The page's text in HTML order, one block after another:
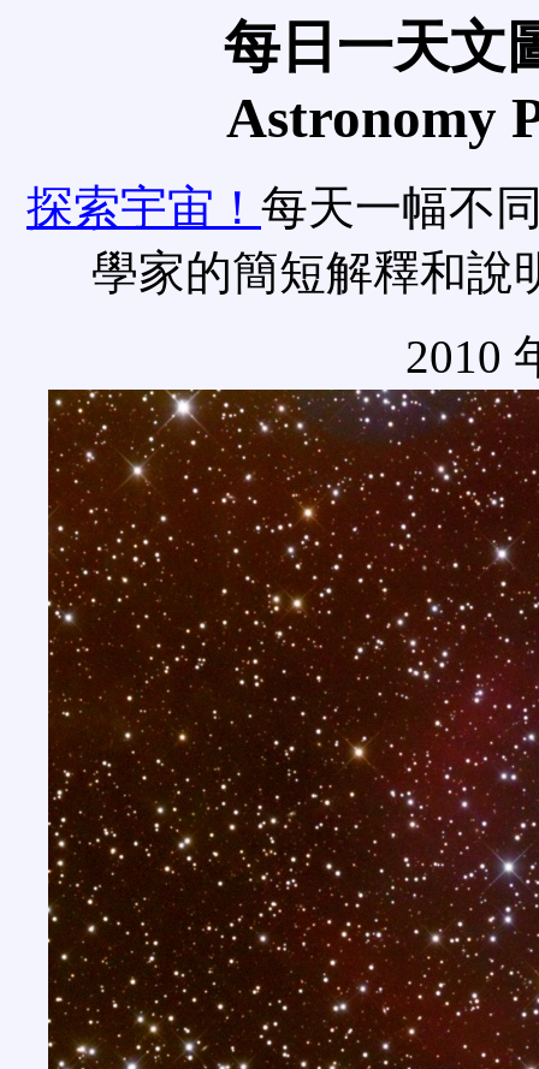
每日一天文
Astronomy
探索宇宙！ 每天一幅不
學家的簡短解釋和說
2010